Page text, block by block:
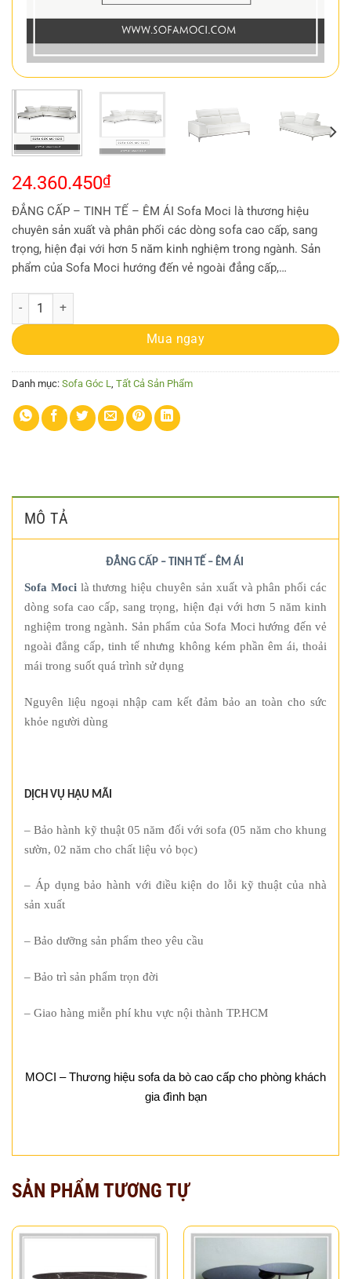
24.360.450₫
ĐẲNG CẤP – TINH TẾ – ÊM ÁI Sofa Moci là thương hiệu
chuyên sản xuất và phân phối các dòng sofa cao cấp, sang
trọng, hiện đại với hơn 5 năm kinh nghiệm trong ngành. Sản
phẩm của Sofa Moci hướng đến vẻ ngoài đẳng cấp,…
Sofa Góc MC-SG12 số lượng
Mua ngay
Danh mục: Sofa Góc L Tất Cả Sản Phẩm
MÔ TẢ
ĐẲNG CẤP – TINH TẾ – ÊM ÁI
Sofa Mocilà thương hiệu chuyên sản xuất và phân phối các
dòng sofa cao cấp, sang trọng, hiện đại với hơn 5 năm kinh
nghiệm trong ngành. Sản phẩm của Sofa Moci hướng đến vẻ
ngoài đẳng cấp, tinh tế nhưng không kém phần êm ái, thoải
mái trong suốt quá trình sử dụng
Nguyên liệu ngoại nhập cam kết đảm bảo an toàn cho sức
khỏe người dùng
DỊCH VỤ HẬU MÃI
– Bảo hành kỹ thuật 05 năm đối với sofa (05 năm cho khung
sườn, 02 năm cho chất liệu vỏ bọc)
– Áp dụng bảo hành với điều kiện do lỗi kỹ thuật của nhà
sản xuất
– Bảo dưỡng sản phẩm theo yêu cầu
– Bảo trì sản phẩm trọn đời
– Giao hàng miễn phí khu vực nội thành TP.HCM
MOCI – Thương hiệu sofa da bò cao cấp cho phòng khách
gia đình bạn
SẢN PHẨM TƯƠNG TỰ